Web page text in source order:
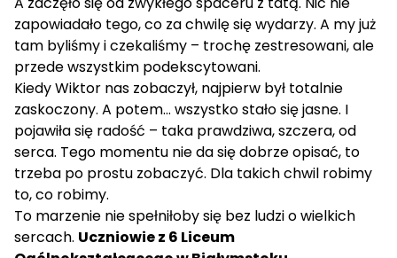
zapowiadało tego, co za chwilę się wydarzy. A my już
tam byliśmy i czekaliśmy – trochę zestresowani, ale
przede wszystkim podekscytowani.
Kiedy Wiktor nas zobaczył, najpierw był totalnie
zaskoczony. A potem… wszystko stało się jasne. I
pojawiła się radość – taka prawdziwa, szczera, od
serca. Tego momentu nie da się dobrze opisać, to
trzeba po prostu zobaczyć. Dla takich chwil robimy
to, co robimy.
To marzenie nie spełniłoby się bez ludzi o wielkich
sercach. Uczniowie z 6 Liceum